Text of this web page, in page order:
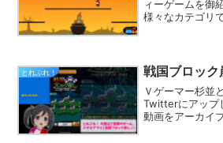
ィーゲームを御
様々なカテゴリ
とれぷれ！ 戦国ブロック
Ｖゲーマー杉並
Twitterにアップ
動画をアーカイ